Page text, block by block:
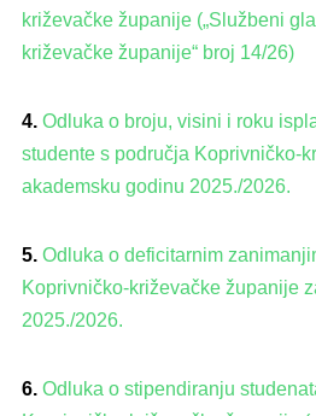
križevačke županije („Službeni
križevačke županije“ broj 14/26)
4. Odluka o broju, visini i roku
studente s područja Koprivničko-
akademsku godinu 2025./2026.
5. Odluka o deficitarnim
Koprivničko-križevačke županije
2025./2026.
6. Odluka o stipendiranju